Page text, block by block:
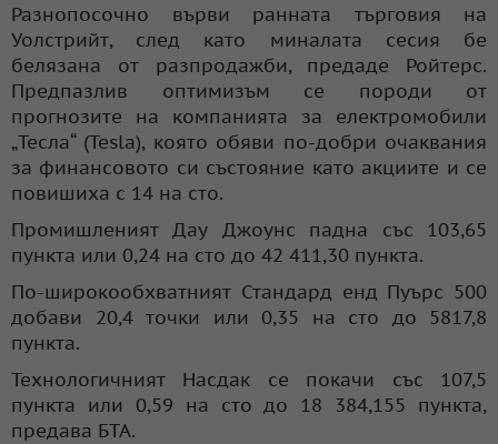
Разнопосочно върви ранната търговия на
Уолстрийт, след като миналата сесия бе
белязана от разпродажби, предаде Ройтерс.
Предпазлив оптимизъм се породи от
прогнозите на компанията за електромобили
„Тесла“ (Tesla), която обяви по-добри очаквания
за финансовото си състояние като акциите и се
повишиха с 14 на сто.
Промишленият Дау Джоунс падна със 103,65
пункта или 0,24 на сто до 42 411,30 пункта.
По-широкообхватният Стандард енд Пуърс 500
добави 20,4 точки или 0,35 на сто до 5817,8
пункта.
Технологичният Насдак се покачи със 107,5
пункта или 0,59 на сто до 18 384,155 пункта,
предава БТА.